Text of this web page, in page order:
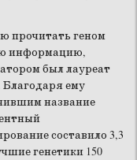
прочитать геном
информацию,
был лауреат
ему
название
составило 3,3
генетики 150